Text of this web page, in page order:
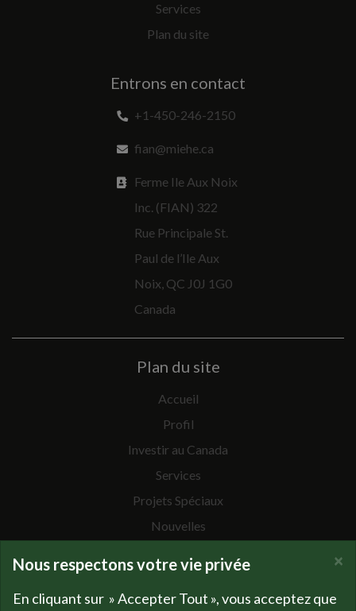
Services
Plan du site
Entrons en contact
+1-450-246-2150
fian@miehe.ca
Ferme Ile Aux Noix
Inc. (FIAN) 322
Rue Principale St.
Paul de l’Ile Aux
Noix, QC J0J 1G0
Canada
Plan du site
Accueil
Profil
Investir au Canada
Services
Projets Spéciaux
Nouvelles
Historique
L’équipe
×
Nous respectons votre vie privée
En cliquant sur » Accepter Tout », vous acceptez que